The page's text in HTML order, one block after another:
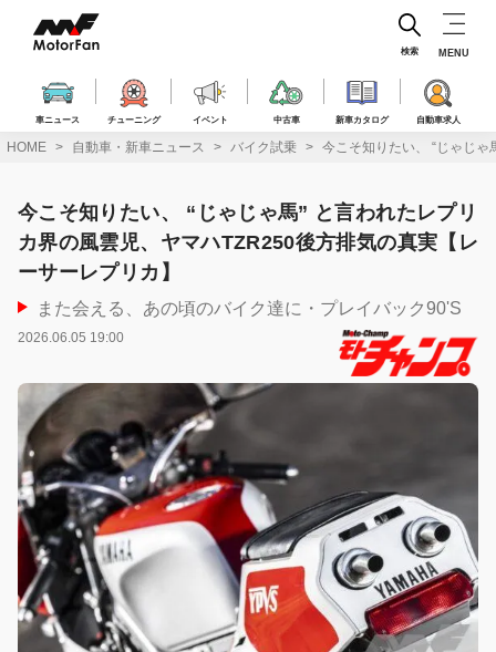
ス
車ニュース チューニング イベント 中古車 新車カタログ 自動車求人
検索 MENU
HOME 自動車・新車ニュース バイク試乗 今こそ知りたい、 “じゃじ
今こそ知りたい、 “じゃじゃ馬” と言われたレプリ
カ界の風雲児、ヤマハTZR250後方排気の真実【レ
ーサーレプリカ】
また会える、あの頃のバイク達に・プレイバック90'S
2026.06.05 19:00